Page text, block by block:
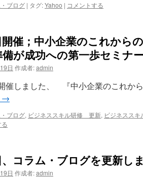
ブログ | タグ:Yahoo | コメントする
開催；中小企業のこれから
が成功への第一歩セミナ
日 作成者:admin
催しました、 『中小企業のこれか
→
ブログ, ビジネススキル研修 更新, ビジネススキ
、コラム・ブログを更新し
日 作成者:admin